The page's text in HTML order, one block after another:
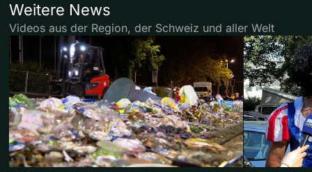
Weitere News
Videos aus der Region, der Schweiz und aller Welt